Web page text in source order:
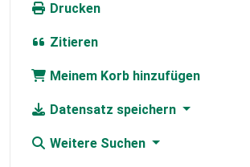
Drucken
Zitieren
Meinem Korb hinzufügen
Datensatz speichern
Weitere Suchen